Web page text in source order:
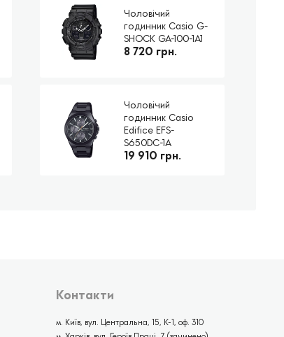
Чоловічий
годинник Casio G-
SHOCK GA-100-1A1
8 720 грн.
Чоловічий
годинник Casio
Edifice EFS-
S650DC-1A
19 910 грн.
Контакти
м. Київ, вул. Центральна, 15, К-1, оф. 310